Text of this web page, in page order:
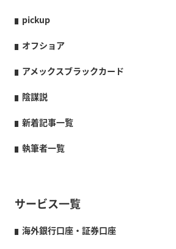
pickup
オフショア
アメックスブラックカード
陰謀説
新着記事一覧
執筆者一覧
サービス一覧
海外銀行口座・証券口座